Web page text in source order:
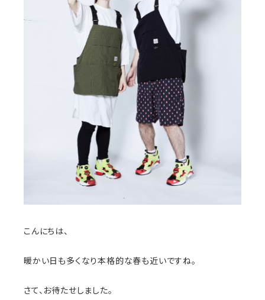
こんにちは、
暖かい日も多くなり本格的な春も近いですね。
さて、お待たせしました。